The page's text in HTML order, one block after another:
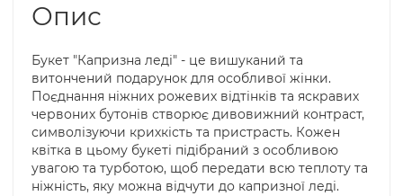
Опис
Букет "Капризна леді" - це вишуканий та
витончений подарунок для особливої жінки.
Поєднання ніжних рожевих відтінків та яскравих
червоних бутонів створює дивовижний контраст,
символізуючи крихкість та пристрасть. Кожен
квітка в цьому букеті підібраний з особливою
увагою та турботою, щоб передати всю теплоту та
ніжність, яку можна відчути до капризної леді.